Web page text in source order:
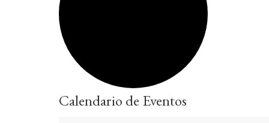
Calendario de Eventos